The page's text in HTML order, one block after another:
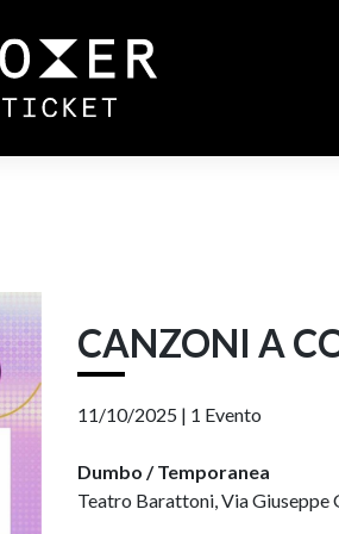
CANZONI A
11/10/2025 | 1 Evento
Dumbo / Temporanea
Teatro Barattoni, Via Giuseppe